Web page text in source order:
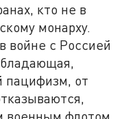
кто не в
монарху.
войне с Россией
пацифизм, от
военным флотом.